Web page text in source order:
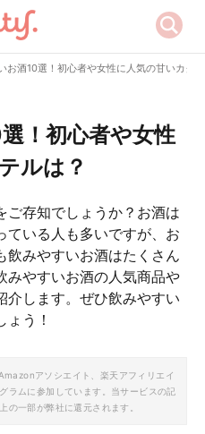
お酒10選！初心者や女性に人気の甘いカク
！初心者や女性
ルは？
ご存知でしょうか？お酒は
ている人も多いですが、お
飲みやすいお酒はたくさん
みやすいお酒の人気商品や
介します。ぜひ飲みやすい
う！
アソシエイト、楽天アフィリエイ
ラムに参加しています。当サービスの記
の一部が弊社に還元されます。